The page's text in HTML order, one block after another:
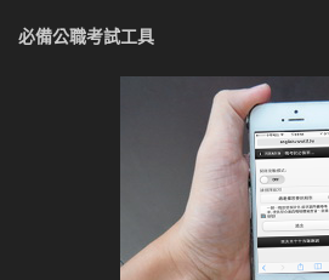
必備公職考試工具